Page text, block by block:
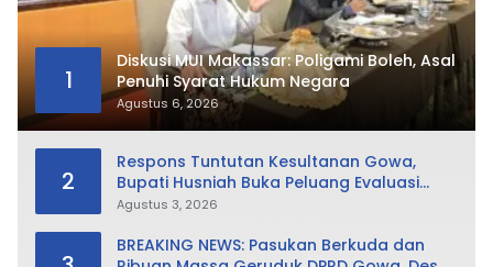
1
Diskusi MUI Makassar: Poligami Boleh, Asal
Penuhi Syarat Hukum Negara
Agustus 6, 2026
2
Respons Tuntutan Kesultanan Gowa,
Bupati Husniah Buka Peluang Evaluasi
Perda LAD: Bisa Direvisi Bahkan Diganti
Agustus 3, 2026
BREAKING NEWS: Pasukan Berkuda dan